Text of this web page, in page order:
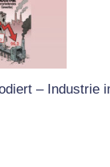
– Industrie